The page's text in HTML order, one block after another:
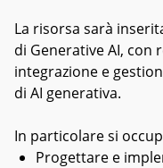
La risorsa sarà
di Generative AI, con
integrazione e
di AI generativa.
In particolare si
Progettare e